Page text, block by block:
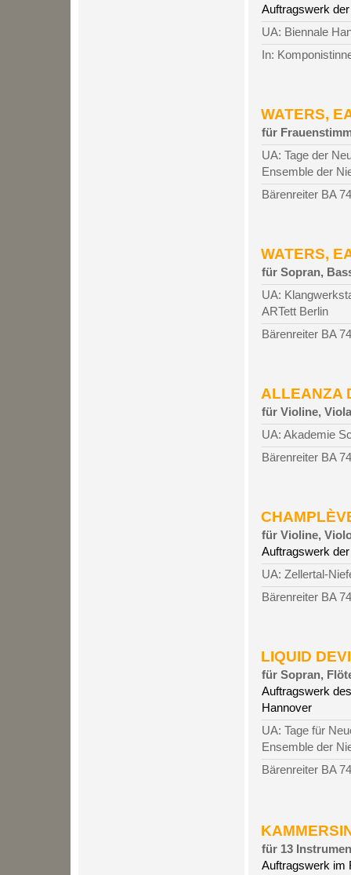
Auftragswerk
UA: Biennale
In:
WATERS,
für
UA: Tage der
Ensemble der
Bärenreiter BA
WATERS,
für Sopran,
UA:
ARTett Berlin
Bärenreiter BA
ALLEANZA
für Violine,
UA: Akademie
Bärenreiter BA
für Violine,
Auftragswerk
UA: Zellertal-
Bärenreiter BA
LIQUID
für Sopran,
Auftragswerk
Hannover
UA: Tage für
Ensemble der
Bärenreiter BA
für 13
Auftragswerk im